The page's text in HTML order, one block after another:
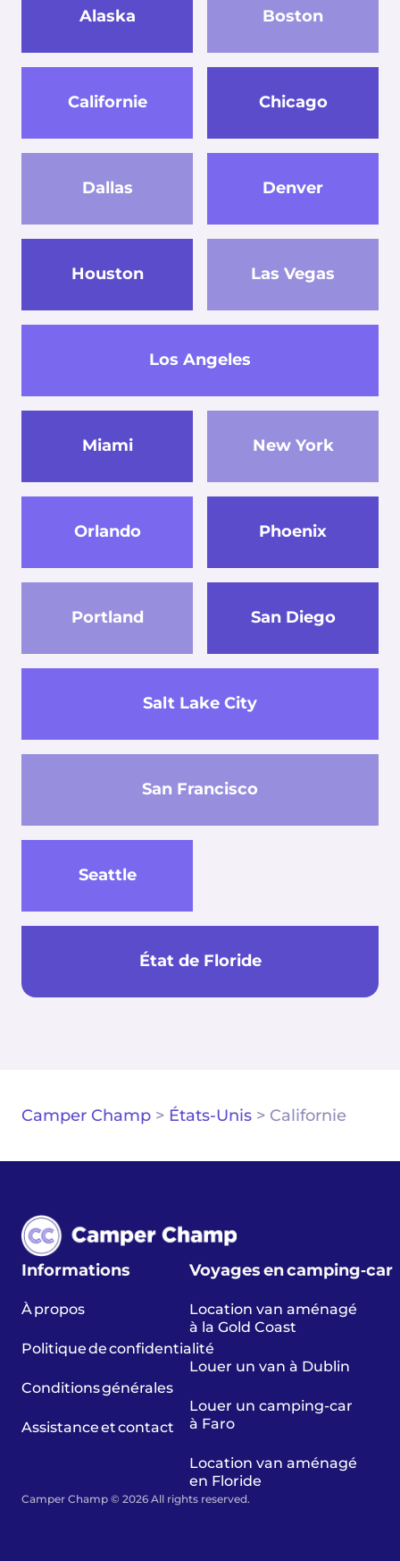
Alaska Boston
Californie Chicago
Dallas Denver
Houston Las Vegas
Los Angeles
Miami New York
Orlando Phoenix
Portland
Salt Lake City
San Diego
San Francisco
Seattle
État de Floride
Camper Champ > États-Unis > Californie
Informations
À propos
Politique de confidentialité
Conditions générales
Assistance et contact
Voyages en camping‑car
Location van aménagé
à la Gold Coast
Louer un van à Dublin
Louer un camping-car
à Faro
Location van aménagé
en Floride
Camper Champ © 2026 All rights reserved.